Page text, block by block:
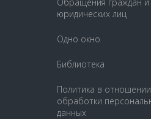
юридических лиц
Одно окно
Библиотека
Политика в отношении
обработки
данных